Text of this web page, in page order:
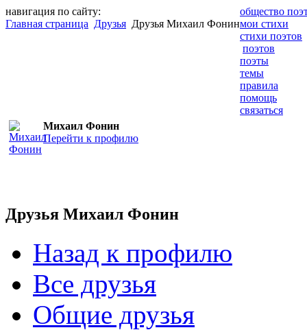
навигация по сайту:
Главная страница Друзья Друзья Михаил Фонин
общество
мои стихи
стихи поэтов
поэтов
поэты
темы
правила
помощь
связаться
Михаил Фонин
Перейти к профилю
Друзья Михаил Фонин
Назад к профилю
Все друзья
Общие друзья